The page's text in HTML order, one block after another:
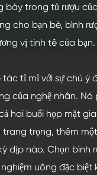
bày trong tủ rượu
cho bạn bè, bình
vị tinh tế của bạn.
tác tỉ mỉ với sự chú ý
của nghệ nhân. Nó
hai buổi họp mặt
trang trọng, thêm
dịp nào. Chọn bình
uống đặc biệt